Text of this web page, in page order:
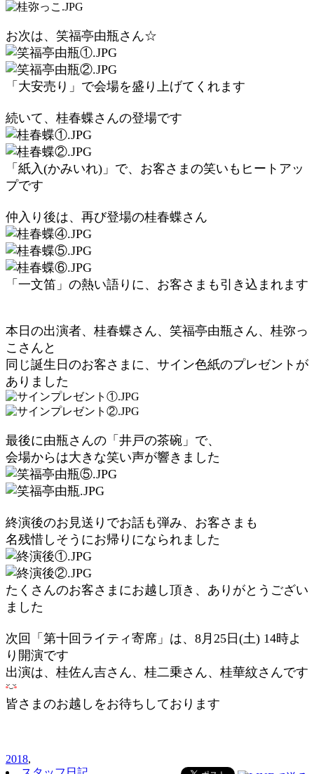
お次は、笑福亭由瓶さん☆
「大安売り」で会場を盛り上げてくれます
続いて、桂春蝶さんの登場です
「紙入(かみいれ)」で、お客さまの笑いもヒートアッ
プです
仲入り後は、再び登場の桂春蝶さん
「一文笛」の熱い語りに、お客さまも引き込まれます
本日の出演者、桂春蝶さん、笑福亭由瓶さん、桂弥っ
こさんと
同じ誕生日のお客さまに、サイン色紙のプレゼントが
ありました
最後に由瓶さんの「井戸の茶碗」で、
会場からは大きな笑い声が響きました
終演後のお見送りでお話も弾み、お客さまも
名残惜しそうにお帰りになられました
たくさんのお客さまにお越し頂き、ありがとうござい
ました
次回「第十回ライティ寄席」は、8月25日(土) 14時よ
り開演です
出演は、桂佐ん吉さん、桂二乗さん、桂華紋さんです
皆さまのお越しをお待ちしております
2018,